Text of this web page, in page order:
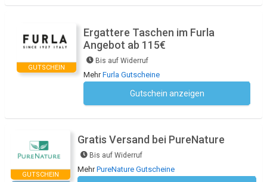
GUTSCHEIN
Ergattere Taschen im Furla
Angebot ab 115€
Bis auf Widerruf
MehrFurla Gutscheine
Gutschein anzeigen
GUTSCHEIN
Gratis Versand bei PureNature
Bis auf Widerruf
MehrPureNature Gutscheine